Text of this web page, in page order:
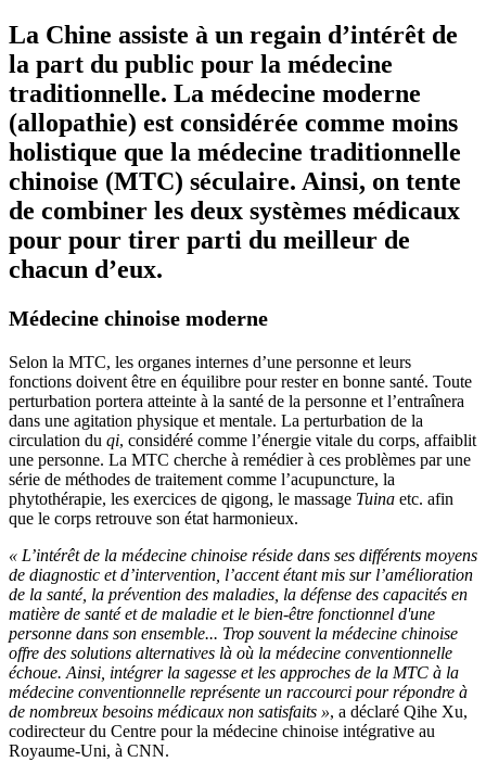
La Chine assiste à un regain d’intérêt de
la part du public pour la médecine
traditionnelle. La médecine moderne
(allopathie) est considérée comme moins
holistique que la médecine traditionnelle
chinoise (MTC) séculaire. Ainsi, on tente
de combiner les deux systèmes médicaux
pour pour tirer parti du meilleur de
chacun d’eux.
Médecine chinoise moderne
Selon la MTC, les organes internes d’une personne et leurs
fonctions doivent être en équilibre pour rester en bonne santé. Toute
perturbation portera atteinte à la santé de la personne et l’entraînera
dans une agitation physique et mentale. La perturbation de la
circulation du qi, considéré comme l’énergie vitale du corps, affaiblit
une personne. La MTC cherche à remédier à ces problèmes par une
série de méthodes de traitement comme l’acupuncture, la
phytothérapie, les exercices de qigong, le massage Tuina etc. afin
que le corps retrouve son état harmonieux.
« L’intérêt de la médecine chinoise réside dans ses différents moyens
de diagnostic et d’intervention, l’accent étant mis sur l’amélioration
de la santé, la prévention des maladies, la défense des capacités en
matière de santé et de maladie et le bien-être fonctionnel d'une
personne dans son ensemble... Trop souvent la médecine chinoise
offre des solutions alternatives là où la médecine conventionnelle
échoue. Ainsi, intégrer la sagesse et les approches de la MTC à la
médecine conventionnelle représente un raccourci pour répondre à
de nombreux besoins médicaux non satisfaits », a déclaré Qihe Xu,
codirecteur du Centre pour la médecine chinoise intégrative au
Royaume-Uni, à CNN.